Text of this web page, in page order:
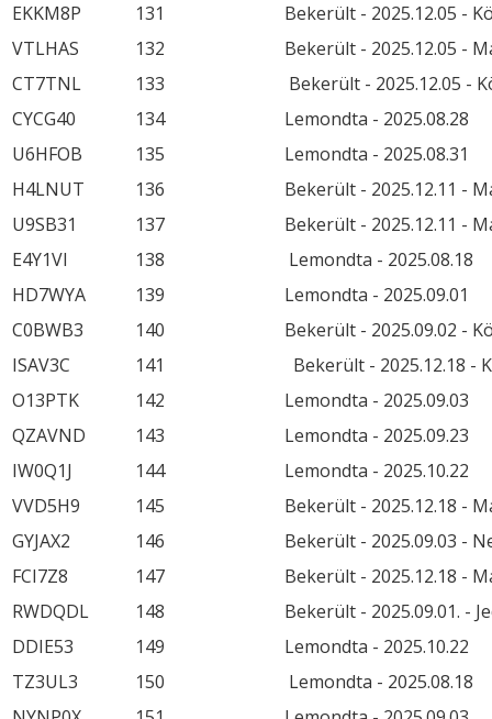
EKKM8P
131
Bekerült - 2025.12.05 -
VTLHAS
132
Bekerült - 2025.12.05 -
CT7TNL
133
Bekerült - 2025.12.05 -
CYCG40
134
Lemondta - 2025.08.28
U6HFOB
135
Lemondta - 2025.08.31
H4LNUT
136
Bekerült - 2025.12.11 -
U9SB31
137
Bekerült - 2025.12.11 -
E4Y1VI
138
Lemondta - 2025.08.18
HD7WYA
139
Lemondta - 2025.09.01
C0BWB3
140
Bekerült - 2025.09.02 -
ISAV3C
141
Bekerült - 2025.12.18 -
O13PTK
142
Lemondta - 2025.09.03
QZAVND
143
Lemondta - 2025.09.23
IW0Q1J
144
Lemondta - 2025.10.22
VVD5H9
145
Bekerült - 2025.12.18 -
GYJAX2
146
Bekerült - 2025.09.03 -
FCI7Z8
147
Bekerült - 2025.12.18 -
RWDQDL
148
Bekerült - 2025.09.01. -
DDIE53
149
Lemondta - 2025.10.22
TZ3UL3
150
Lemondta - 2025.08.18